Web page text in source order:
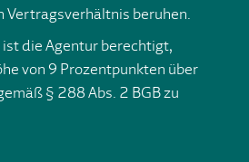
Vertragsverhältnis beruhen.
ist die Agentur berechtigt,
von 9 Prozentpunkten über
§ 288 Abs. 2 BGB zu